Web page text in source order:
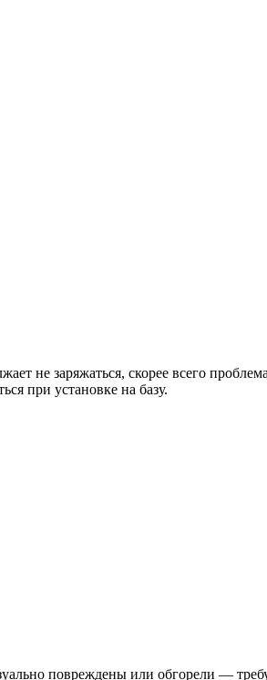
не заряжаться, скорее всего
при установке на базу.
повреждены или обгорели —